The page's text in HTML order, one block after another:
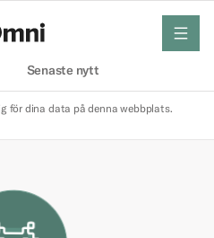
Senaste nytt
meny
för dina data på denna webbplats.